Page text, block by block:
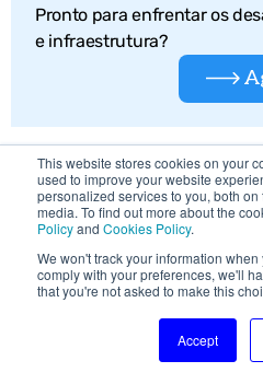
This website stores cookies on your
used to improve your website
personalized services to you, both
media. To find out more about the
Policyand Cookies Policy.
We won't track your information
comply with your preferences, we'll
that you're not asked to make this
Accept
Pronto para enfrentar os
e infraestrutura?
Recursos